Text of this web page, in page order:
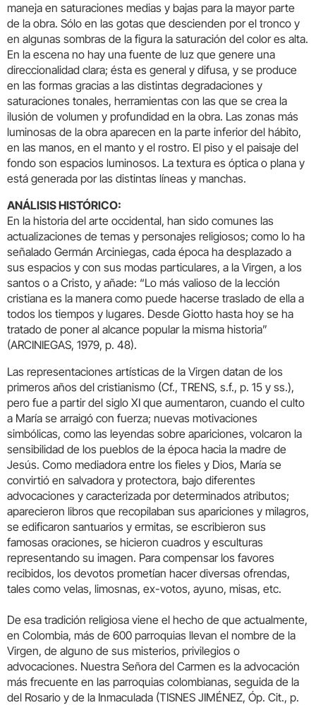
maneja en saturaciones medias y bajas para la mayor parte
de la obra. Sólo en las gotas que descienden por el tronco y
en algunas sombras de la figura la saturación del color es alta.
En la escena no hay una fuente de luz que genere una
direccionalidad clara; ésta es general y difusa, y se produce
en las formas gracias a las distintas degradaciones y
saturaciones tonales, herramientas con las que se crea la
ilusión de volumen y profundidad en la obra. Las zonas más
luminosas de la obra aparecen en la parte inferior del hábito,
en las manos, en el manto y el rostro. El piso y el paisaje del
fondo son espacios luminosos. La textura es óptica o plana y
está generada por las distintas líneas y manchas.
ANÁLISIS HISTÓRICO:
En la historia del arte occidental, han sido comunes las
actualizaciones de temas y personajes religiosos; como lo ha
señalado Germán Arciniegas, cada época ha desplazado a
sus espacios y con sus modas particulares, a la Virgen, a los
santos o a Cristo, y añade: “Lo más valioso de la lección
cristiana es la manera como puede hacerse traslado de ella a
todos los tiempos y lugares. Desde Giotto hasta hoy se ha
tratado de poner al alcance popular la misma historia”
(ARCINIEGAS, 1979, p. 48).
Las representaciones artísticas de la Virgen datan de los
primeros años del cristianismo (Cf., TRENS, s.f., p. 15 y ss.),
pero fue a partir del siglo XI que aumentaron, cuando el culto
a María se arraigó con fuerza; nuevas motivaciones
simbólicas, como las leyendas sobre apariciones, volcaron la
sensibilidad de los pueblos de la época hacia la madre de
Jesús. Como mediadora entre los fieles y Dios, María se
convirtió en salvadora y protectora, bajo diferentes
advocaciones y caracterizada por determinados atributos;
aparecieron libros que recopilaban sus apariciones y milagros,
se edificaron santuarios y ermitas, se escribieron sus
famosas oraciones, se hicieron cuadros y esculturas
representando su imagen. Para compensar los favores
recibidos, los devotos prometían hacer diversas ofrendas,
tales como velas, limosnas, ex-votos, ayuno, misas, etc.
De esa tradición religiosa viene el hecho de que actualmente,
en Colombia, más de 600 parroquias llevan el nombre de la
Virgen, de alguno de sus misterios, privilegios o
advocaciones. Nuestra Señora del Carmen es la advocación
más frecuente en las parroquias colombianas, seguida de la
del Rosario y de la Inmaculada (TISNES JIMÉNEZ, Óp. Cit., p.